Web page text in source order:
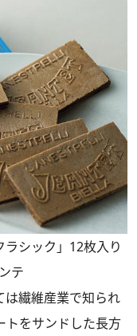
シック」12枚入り
テ
繊維産業で知られ
トをサンドした長方